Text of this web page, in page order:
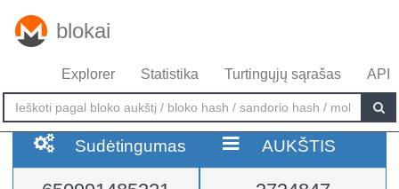
blokai
Explorer Statistika Turtingųjų sąrašas API
Sudėtingumas AUKŠTIS